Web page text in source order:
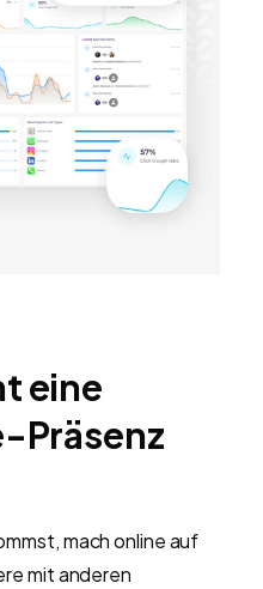
eine
Präsenz
mach online auf
mit anderen